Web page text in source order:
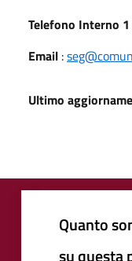
Telefono Interno 1
Email :
Ultimo
Quanto
su questa